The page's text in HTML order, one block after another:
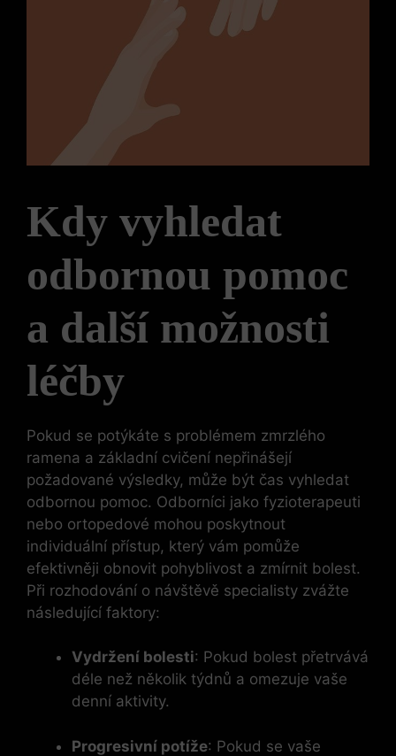
Kdy vyhledat
odbornou pomoc
a další možnosti
léčby
Pokud se potýkáte s problémem zmrzlého
ramena a základní cvičení nepřinášejí
požadované výsledky, může být čas vyhledat
odbornou pomoc. Odborníci jako fyzioterapeuti
nebo ortopedové mohou poskytnout
individuální přístup, který vám pomůže
efektivněji obnovit pohyblivost a zmírnit bolest.
Při rozhodování o návštěvě specialisty zvážte
následující faktory:
Vydržení bolesti: Pokud bolest přetrvává
déle než několik týdnů a omezuje vaše
denní aktivity.
Progresivní potíže: Pokud se vaše